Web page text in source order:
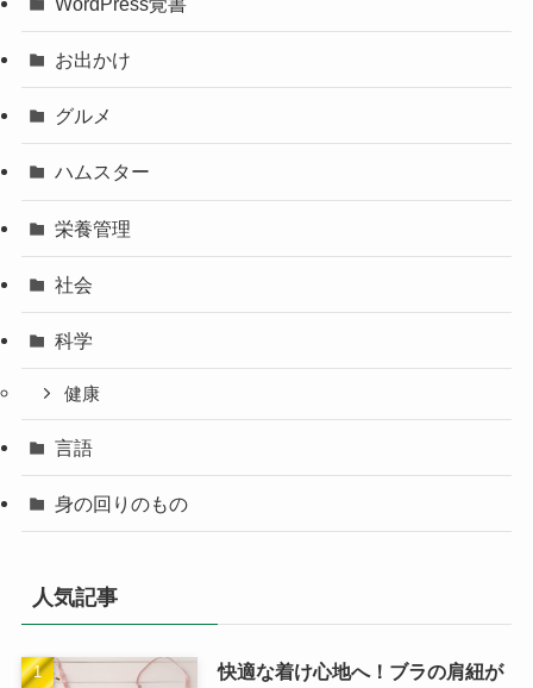
お出かけ
グルメ
ハムスター
栄養管理
社会
科学
健康
言語
身の回りのもの
人気記事
快適な着け心地へ！ブラの肩紐が